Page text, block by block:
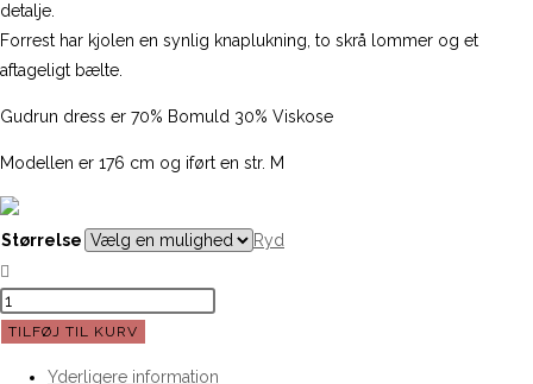
detalje.
Forrest har kjolen en synlig knaplukning, to skrå lommer og et
aftageligt bælte.
Gudrun dress er 70% Bomuld 30% Viskose
Modellen er 176 cm og iført en str. M
Størrelse Ryd
Gudrun
Kjole
TILFØJ TIL KURV
Yderligere information